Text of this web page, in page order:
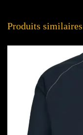
Produits similaires